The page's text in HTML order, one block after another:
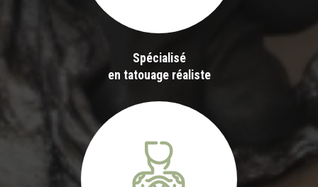
Spécialisé
en tatouage réaliste